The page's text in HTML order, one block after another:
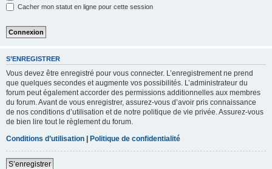
Cacher mon statut en ligne pour cette session
S’ENREGISTRER
Vous devez être enregistré pour vous connecter. L’enregistrement ne prend
que quelques secondes et augmente vos possibilités. L’administrateur du
forum peut également accorder des permissions additionnelles aux membres
du forum. Avant de vous enregistrer, assurez-vous d’avoir pris connaissance
de nos conditions d’utilisation et de notre politique de vie privée. Assurez-vous
de bien lire tout le règlement du forum.
Conditions d’utilisation | Politique de confidentialité
S’enregistrer